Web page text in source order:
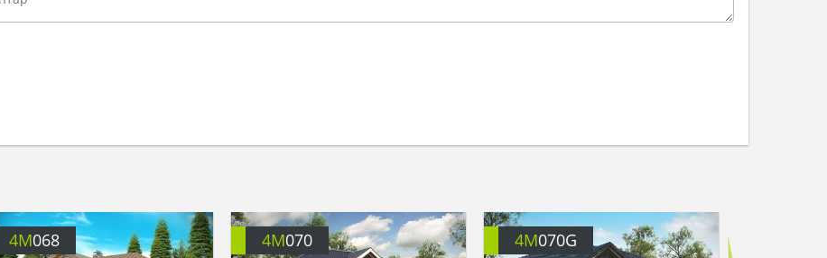
4M068 4M070 4M070G